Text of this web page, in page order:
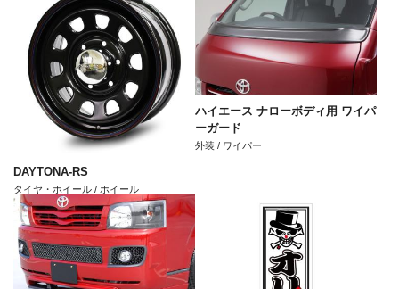
DAYTONA-RS
タイヤ・ホイール / ホイール
ハイエース ナローボディ用 ワイパ
ーガード
外装 / ワイパー